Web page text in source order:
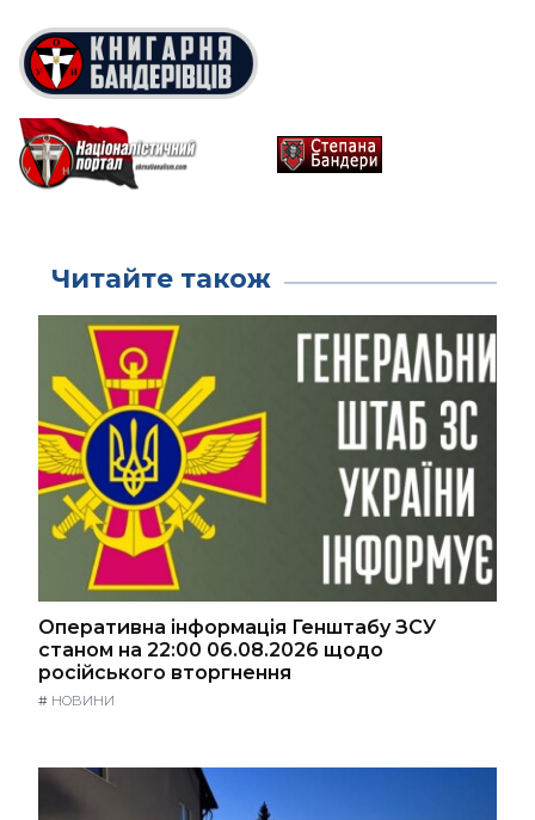
Читайте також
Оперативна інформація Генштабу ЗСУ
станом на 22:00 06.08.2026 щодо
російського вторгнення
# НОВИНИ